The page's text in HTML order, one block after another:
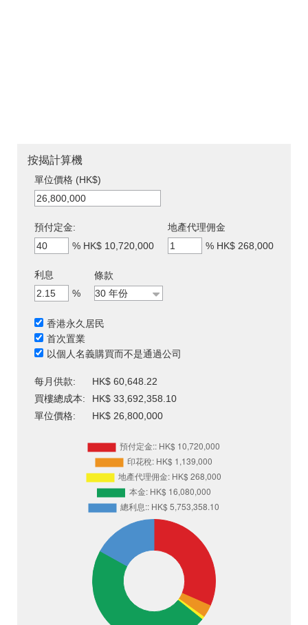
按揭計算機
單位價格 (HK$)
預付定金:
% HK$ 10,720,000
地產代理佣金
% HK$ 268,000
利息
%
條款
香港永久居民
首次置業
以個人名義購買而不是通過公司
每月供款:
HK$ 60,648.22
買樓總成本:
HK$ 33,692,358.10
單位價格:
HK$ 26,800,000